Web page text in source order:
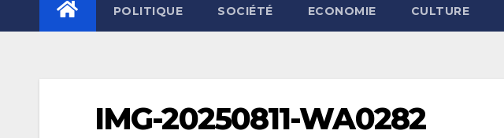
POLITIQUE SOCIÉTÉ ECONOMIE CULTURE
IMG-20250811-WA0282